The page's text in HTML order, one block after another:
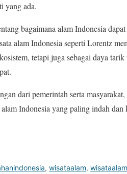
yang ada.
bagaimana alam Indonesia
alam Indonesia seperti Lorentz
tetapi juga sebagai daya
dari pemerintah serta
Indonesia yang paling indah dan
, wisataalam,